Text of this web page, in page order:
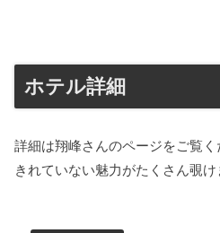
ホテル詳細
詳細は翔峰さんのページをご覧
きれていない魅力がたくさん覗け